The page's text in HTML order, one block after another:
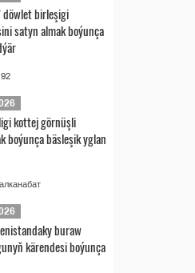
döwlet birleşigi
satyn almak boýunça
kottej görnüşli
boýunça bäsleşik yglan
buraw
kärendesi boýunça